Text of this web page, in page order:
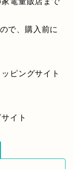
で、購入前に
ピングサイト
イト